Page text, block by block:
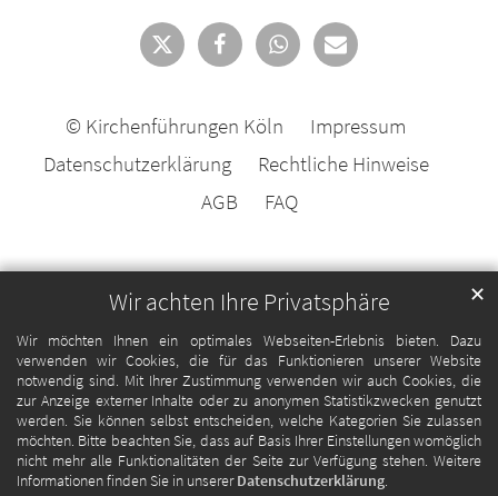
Wir achten Ihre Privatsphäre
Wir möchten Ihnen ein optimales Webseiten-Erlebnis bieten. Dazu
verwenden wir Cookies, die für das Funktionieren unserer Website
notwendig sind. Mit Ihrer Zustimmung verwenden wir auch Cookies, die
zur Anzeige externer Inhalte oder zu anonymen Statistikzwecken genutzt
werden. Sie können selbst entscheiden, welche Kategorien Sie zulassen
möchten. Bitte beachten Sie, dass auf Basis Ihrer Einstellungen womöglich
nicht mehr alle Funktionalitäten der Seite zur Verfügung stehen. Weitere
Informationen finden Sie in unsererDatenschutzerklärung.
✕
© Kirchenführungen Köln
Impressum
Datenschutzerklärung
Rechtliche Hinweise
AGB
FAQ